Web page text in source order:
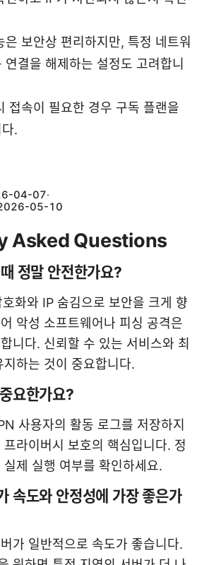
은 보안상 편리하지만, 특정 네트워
연결을 해제하는 설정도 고려합니
접속이 필요한 경우 구독 플랜을
.
04-07·
05-10
Asked Questions
정말 안전한가요?
화와 IP 숨김으로 보안을 크게 향
악성 소프트웨어나 피싱 공격은
니다. 신뢰할 수 있는 서비스와 최
하는 것이 중요합니다.
요한가요?
사용자의 활동 로그를 저장하지
라이버시 보호의 핵심입니다. 정
제 실행 여부를 확인하세요.
속도와 안정성에 가장 좋은가
가 일반적으로 속도가 좋습니다.